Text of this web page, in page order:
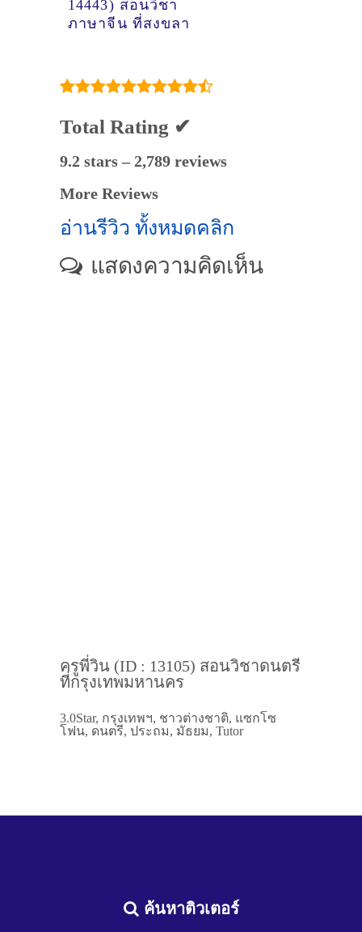
14443) สอนวิชา
ภาษาจีน ที่สงขลา
Total Rating ✔
9.2 stars – 2,789 reviews
More Reviews
อ่านรีวิว ทั้งหมดคลิก
แสดงความคิดเห็น
ครูพี่วิน (ID : 13105) สอนวิชาดนตรี
ที่กรุงเทพมหานคร
3.0Star, กรุงเทพฯ, ชาวต่างชาติ, แซกโซ
โฟน, ดนตรี, ประถม, มัธยม, Tutor
ค้นหาติวเตอร์